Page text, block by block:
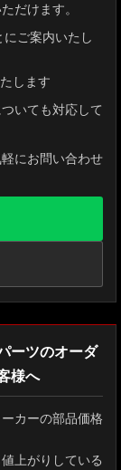
だけます。
ご案内いたし
します
いても対応して
にお問い合わせ
ーツのオーダ
様へ
カーの部品価格
上がりしている